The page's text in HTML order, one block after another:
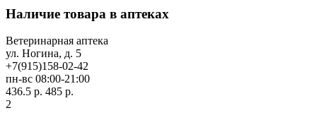
Наличие товара в аптеках
Ветеринарная аптека
ул. Ногина, д. 5
+7(915)158-02-42
пн-вс 08:00-21:00
436.5 р. 485 р.
2